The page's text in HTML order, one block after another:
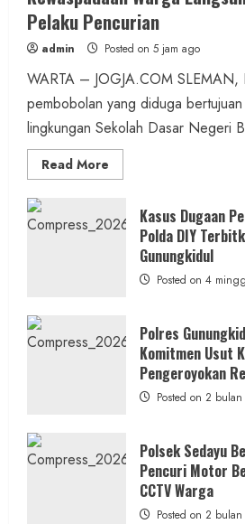
Pelaku Pencurian
admin Posted on 5 jam ago
WARTA – JOGJA.COM SLEMAN,
pembobolan yang diduga
lingkungan Sekolah Dasar Negeri
Read More
more
Pembobolan
SD
Negeri
Bedog,
Kewaspadaan
Warga
Langsung
Pelaku
Pencurian
Kasus Dugaan
Polda DIY
Gunungkidul
Posted on 4
Polres
Komitmen Usut
Pengeroyokan
Posted on 2
Polsek Sedayu
Pencuri Motor
CCTV Warga
Posted on 2